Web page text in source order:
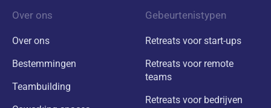
Over ons
Over ons
Bestemmingen
Teambuilding
Gebeurtenistypen
Retreats voor start-ups
Retreats voor remote
teams
Retreats voor bedrijven